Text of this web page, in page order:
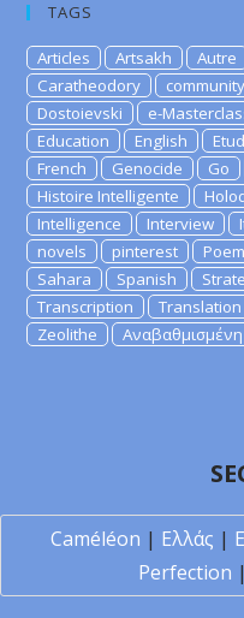
TAGS
Articles Artsakh Autre
Caratheodory
community
Dostoievski
e-
Education
English
French
Genocide Go
Histoire Intelligente
Intelligence
Interview
novels
pinterest
Sahara
Spanish
Transcription
Translation
Zeolithe
Αναβαθμισμένη
Caméléon | Ελλάς |
Perfection |